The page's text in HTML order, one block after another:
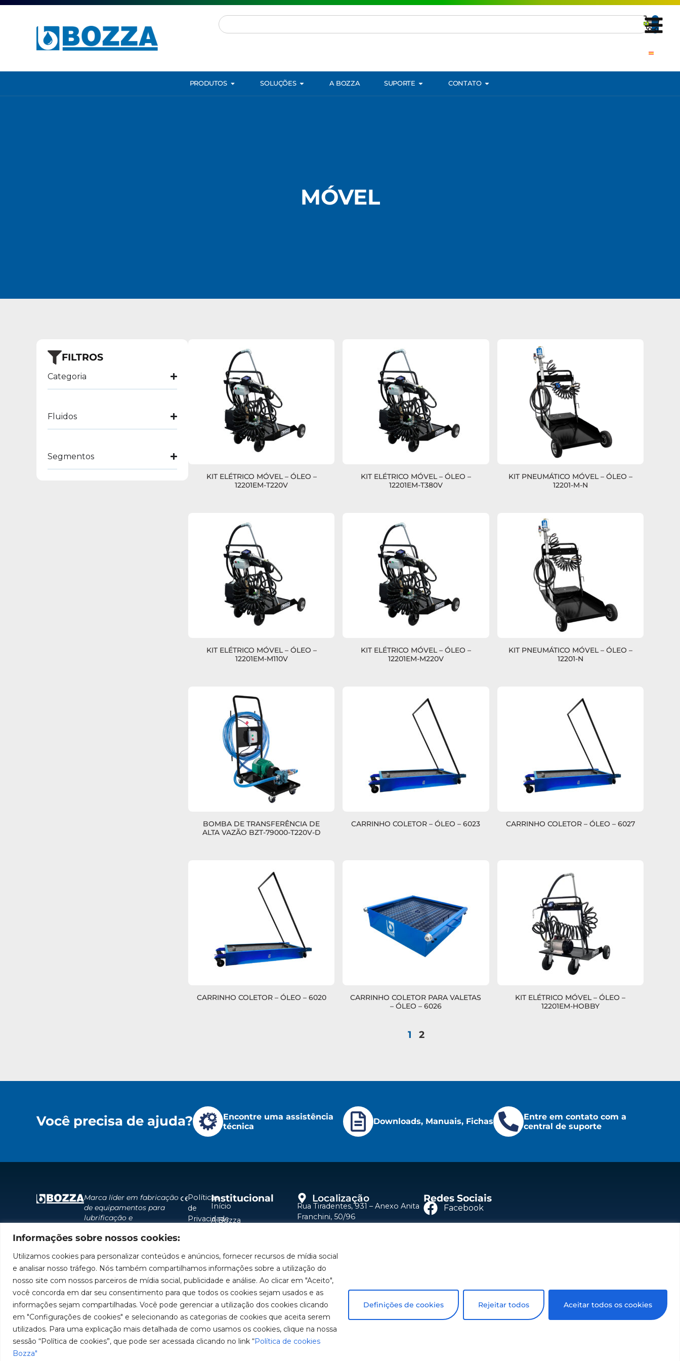
Informações sobre nossos cookies:
Utilizamos cookies para personalizar conteúdos e anúncios, fornecer recursos de mídia social
e analisar nosso tráfego. Nós também compartilhamos informações sobre a utilização do
nosso site com nossos parceiros de mídia social, publicidade e análise. Ao clicar em "Aceito",
você concorda em dar seu consentimento para que todos os cookies sejam usados e as
informações sejam compartilhadas. Você pode gerenciar a utilização dos cookies clicando
em "Configurações de cookies" e selecionando as categorias de cookies que aceita serem
utilizados. Para uma explicação mais detalhada de como usamos os cookies, clique na nossa
sessão “Política de cookies”, que pode ser acessada clicando no link “Política de cookies
Bozza"
Definições de cookies Rejeitar todos Aceitar todos os cookies
PRODUTOS SOLUÇÕES A BOZZA SUPORTE CONTATO
MÓVEL
FILTROS
Categoria
Fluidos
Segmentos
KIT ELÉTRICO MÓVEL – ÓLEO –
12201EM-T220V
KIT ELÉTRICO MÓVEL – ÓLEO –
12201EM-T380V
KIT PNEUMÁTICO MÓVEL – ÓLEO –
12201-M-N
KIT ELÉTRICO MÓVEL – ÓLEO –
12201EM-M110V
KIT ELÉTRICO MÓVEL – ÓLEO –
12201EM-M220V
KIT PNEUMÁTICO MÓVEL – ÓLEO –
12201-N
BOMBA DE TRANSFERÊNCIA DE
ALTA VAZÃO BZT-79000-T220V-D
CARRINHO COLETOR – ÓLEO – 6023 CARRINHO COLETOR – ÓLEO – 6027
CARRINHO COLETOR – ÓLEO – 6020
CARRINHO COLETOR PARA VALETAS
– ÓLEO – 6026
KIT ELÉTRICO MÓVEL – ÓLEO –
12201EM-HOBBY
1 2
Você precisa de ajuda?
Encontre uma assistência
técnica
Downloads, Manuais, Fichas
Entre em contato com a
central de suporte
Marca líder em fabricação
de equipamentos para
lubrificação e
América do Sul.
Políticas
de
Privacidade
Cookies
Institucional
Início
A Bozza
Assistências Técnicas
Seja um representante
Trabalhe Conosco
Localização
Rua Tiradentes, 931 – Anexo Anita
Franchini, 50/96
Fale Conosco
(11) 2179-9966
SAC: 0800 019 5050
Redes Sociais
Facebook
Imagens meramente ilustrativas. Informações sujeitas a alterações sem aviso prévio. Todos os